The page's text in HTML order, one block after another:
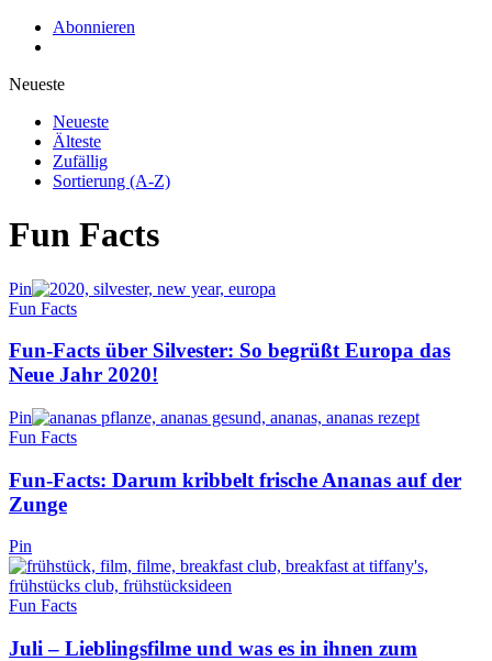
Abonnieren
Neueste
Neueste
Älteste
Zufällig
Sortierung (A-Z)
Fun Facts
Pin
Fun Facts
Fun-Facts über Silvester: So begrüßt Europa das
Neue Jahr 2020!
Pin
Fun Facts
Fun-Facts: Darum kribbelt frische Ananas auf der
Zunge
Pin
Fun Facts
Juli – Lieblingsfilme und was es in ihnen zum